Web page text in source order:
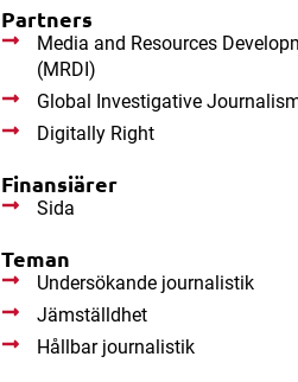
Partners
Media and Resources
(MRDI)
Global Investigative
Digitally Right
Finansiärer
Sida
Teman
Undersökande journalistik
Jämställdhet
Hållbar journalistik